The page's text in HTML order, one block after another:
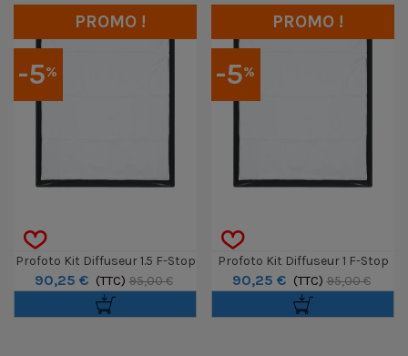
-5%
PROMO !
Profoto Kit Diffuseur 1.5 F-Stop
Pour Softbox 3x4' Rectangular
90,25 € (TTC) 95,00 €
-5%
PROMO !
Profoto Kit Diffuseur 1 F-Stop
Pour Softbox 3x4' Rectangular
90,25 € (TTC) 95,00 €